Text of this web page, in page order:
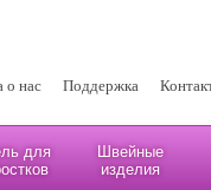
о нас Поддержка
для
Швейные
изделия